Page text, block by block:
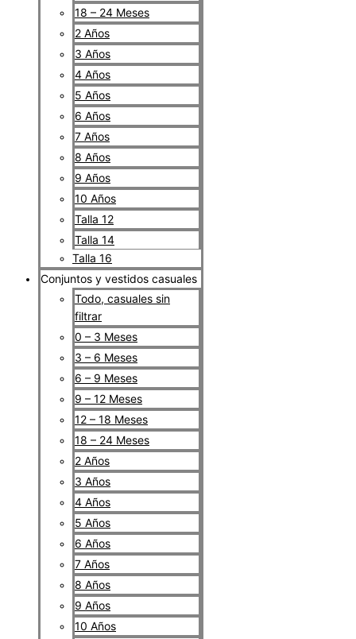
18 – 24 Meses
2 Años
3 Años
4 Años
5 Años
6 Años
7 Años
8 Años
9 Años
10 Años
Talla 12
Talla 14
Talla 16
Conjuntos y vestidos casuales
Todo, casuales sin
filtrar
0 – 3 Meses
3 – 6 Meses
6 – 9 Meses
9 – 12 Meses
12 – 18 Meses
18 – 24 Meses
2 Años
3 Años
4 Años
5 Años
6 Años
7 Años
8 Años
9 Años
10 Años